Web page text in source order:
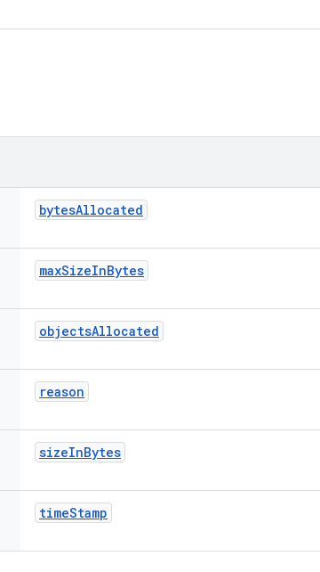
bytesAllocated
maxSizeInBytes
objectsAllocated
reason
sizeInBytes
timeStamp